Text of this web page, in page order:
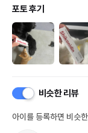
포토 후기
비슷한 리뷰
아이를 등록하면 비슷